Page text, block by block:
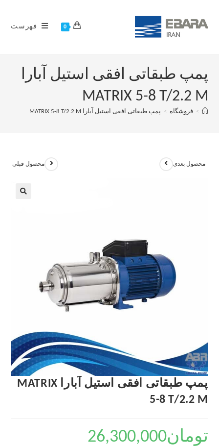
0 فهرست
پمپ طبقاتی افقی استیل آبارا
MATRIX 5-8 T/2.2 M
> فروشگاه > پمپ طبقاتی افقی استیل آبارا MATRIX 5-8 T/2.2 M
محصول قبلی محصول بعدی
پمپ طبقاتی افقی استیل آبارا MATRIX
5-8 T/2.2 M
تومان26,300,000